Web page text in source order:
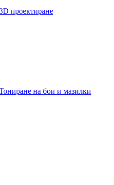
проектиране
на бои и мазилки